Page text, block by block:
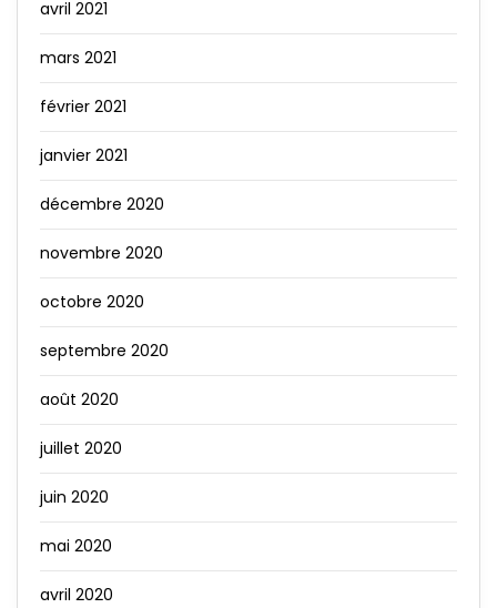
avril 2021
mars 2021
février 2021
janvier 2021
décembre 2020
novembre 2020
octobre 2020
septembre 2020
août 2020
juillet 2020
juin 2020
mai 2020
avril 2020